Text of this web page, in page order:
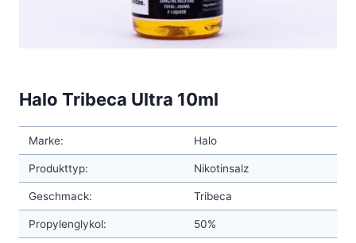
Halo Tribeca Ultra 10ml
Marke: Halo
Produkttyp: Nikotinsalz
Geschmack: Tribeca
Propylenglykol: 50%